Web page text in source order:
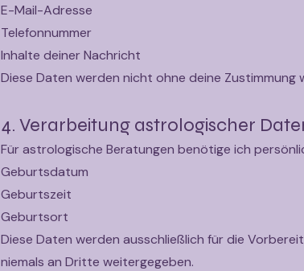
E-Mail-Adresse
Telefonnummer
Inhalte deiner Nachricht
Diese Daten werden nicht ohne deine Zustimmung
4. Verarbeitung astrologischer
Für astrologische Beratungen benötige ich
Geburtsdatum
Geburtszeit
Geburtsort
Diese Daten werden ausschließlich für die
niemals an Dritte weitergegeben.